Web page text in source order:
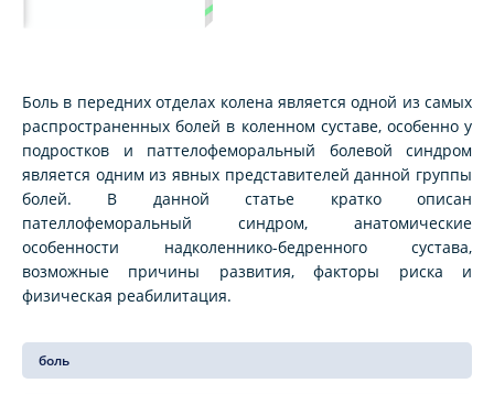
Боль в передних отделах колена является одной из самых
распространенных болей в коленном суставе, особенно у
подростков и паттелофеморальный болевой синдром
является одним из явных представителей данной группы
болей. В данной статье кратко описан
пателлофеморальный синдром, анатомические
особенности надколеннико-бедренного сустава,
возможные причины развития, факторы риска и
физическая реабилитация.
боль